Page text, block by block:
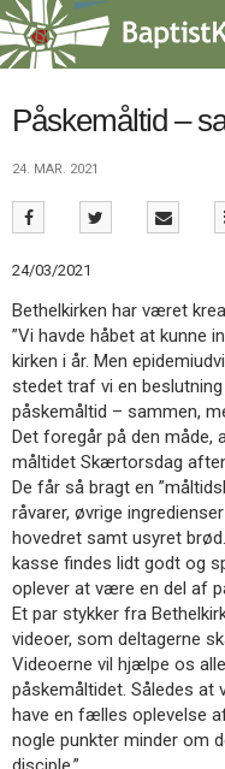
Spring
menu
over
gå
indholdVend
forsiden
1.0:
Forside
3.0:
Kalender
4.0:
Inspiration
5.0:
Værktøjskassen
6.0:
Mission
7.0:
Om
BaptistKirken
8.0:
Kontakt
Forside
10.0:
Nyheder
11.0:
Kalender
Inspiration
13.0:
Værktøjskassen
14.0:
Mission
15.0:
Om
BaptistKirken
16.0:
Kontakt
Næste
Påskemåltid –
24. MAR. 2021
24/03/2021
Bethelkirken har været
”Vi havde håbet at kunne
kirken i år. Men
stedet traf vi en
påskemåltid – sammen,
Det foregår på den måde,
måltidet Skærtorsdag
De får så bragt en
råvarer, øvrige
hovedret samt usyret
kasse findes lidt godt og
oplever at være en del af
Et par stykker fra
videoer, som deltagerne
Videoerne vil hjælpe os
påskemåltidet. Således at
have en fælles oplevelse
nogle punkter minder om